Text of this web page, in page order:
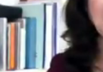
portofolio
AM Indonesia,